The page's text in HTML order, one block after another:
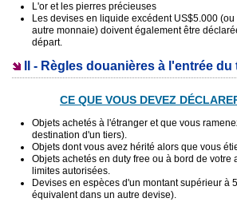
L'or et les pierres précieuses
Les devises en liquide excédent US$5.000
autre monnaie) doivent également être
départ.
II - Règles douanières à l'entrée
CE QUE VOUS DEVEZ
Objets achetés à l'étranger et que vous
destination d'un tiers).
Objets dont vous avez hérité alors que vous
Objets achetés en duty free ou à bord de votre
limites autorisées.
Devises en espèces d'un montant supérieur à
équivalent dans un autre devise).